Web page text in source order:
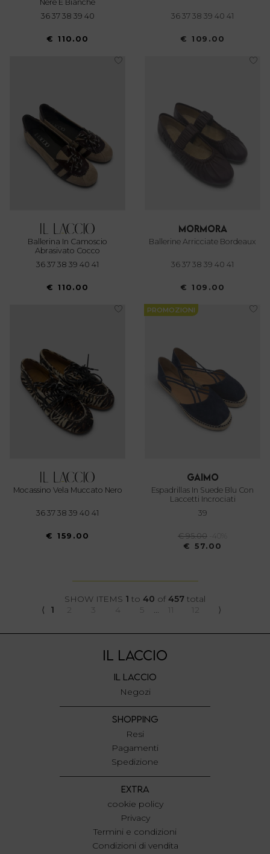
Nere E Bianche
36 37 38 39 40
€ 110.00
36 37 38 39 40 41
€ 109.00
Ballerina In Camoscio
Abrasivato Cocco
36 37 38 39 40 41
€ 110.00
mormora
Ballerine Arricciate Bordeaux
36 37 38 39 40 41
€ 109.00
Mocassino Vela Muccato Nero
36 37 38 39 40 41
€ 159.00
PROMOZIONI
gaimo
Espadrillas In Suede Blu Con
Laccetti Incrociati
39
€ 95.00
-40%
€ 57.00
SHOW ITEMS 1 to 40 of 457 total
⟨
1 2 3 4 5 ... 11 12 ⟩
IL LACCIO
IL LACCIO
Negozi
SHOPPING
Resi
Pagamenti
Spedizione
EXTRA
cookie policy
Privacy
Termini e condizioni
Condizioni di vendita